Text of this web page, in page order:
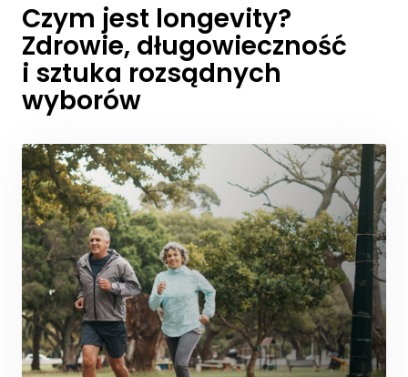
Czym jest longevity?
Zdrowie, długowieczność
i sztuka rozsądnych
wyborów